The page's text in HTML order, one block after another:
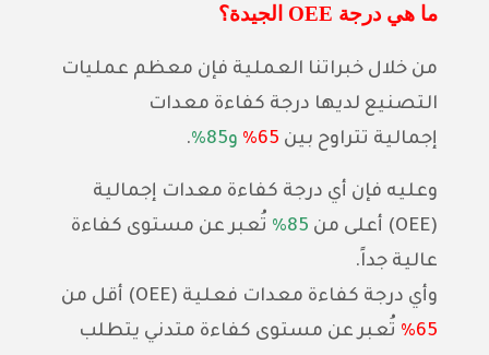
ما هي درجة OEE الجيدة؟
من خلال خبراتنا العملية فإن معظم عمليات
التصنيع لديها درجة كفاءة معدات
إجمالية تتراوح بين 65% و85%
.
وعليه فإن أي درجة كفاءة معدات إجمالية
(OEE)
أعلى من 85%
تُعبر عن مستوى كفاءة
عالية جداً.
وأي درجة كفاءة معدات فعلية (OEE)
أقل من
65%
تُعبر عن مستوى كفاءة متدني يتطلب